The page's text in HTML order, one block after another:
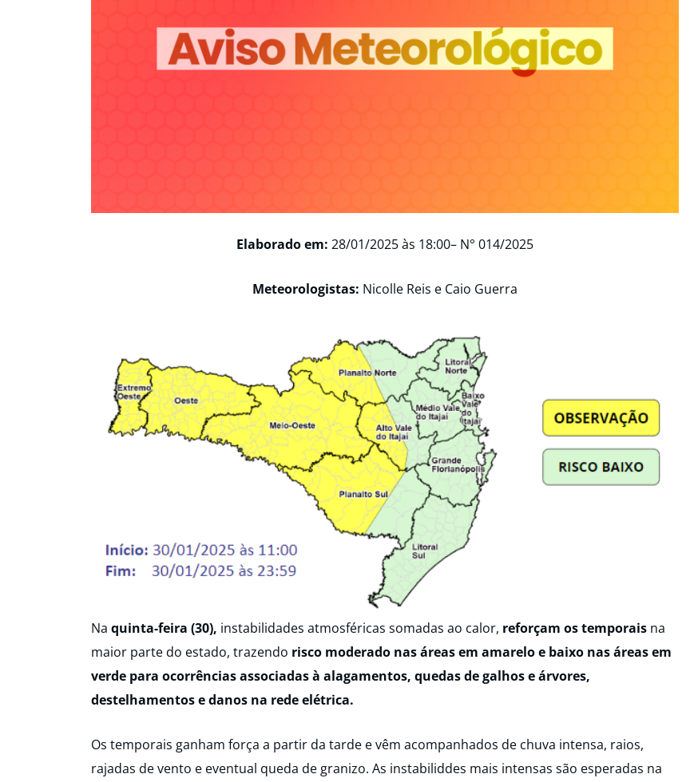
Elaborado em: 28/01/2025 às 18:00– N° 014/2025
Meteorologistas: Nicolle Reis e Caio Guerra
Na quinta-feira (30), instabilidades atmosféricas somadas ao calor, reforçam os temporais na
maior parte do estado, trazendo risco moderado nas áreas em amarelo e baixo nas áreas em
verde para ocorrências associadas à alagamentos, quedas de galhos e árvores,
destelhamentos e danos na rede elétrica.
Os temporais ganham força a partir da tarde e vêm acompanhados de chuva intensa, raios,
rajadas de vento e eventual queda de granizo. As instabiliddes mais intensas são esperadas na